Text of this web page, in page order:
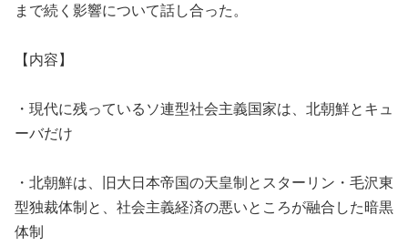
まで続く影響について話し合った。
【内容】
・現代に残っているソ連型社会主義国家は、北朝鮮とキュ
ーバだけ
・北朝鮮は、旧大日本帝国の天皇制とスターリン・毛沢東
型独裁体制と、社会主義経済の悪いところが融合した暗黒
体制